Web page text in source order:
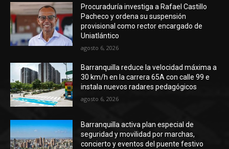
Procuraduría investiga a Rafael Castillo
Pacheco y ordena su suspensión
provisional como rector encargado de
Uniatlántico
agosto 6, 2026
Barranquilla reduce la velocidad máxima a
30 km/h en la carrera 65A con calle 99 e
instala nuevos radares pedagógicos
agosto 6, 2026
Barranquilla activa plan especial de
seguridad y movilidad por marchas,
concierto y eventos del puente festivo